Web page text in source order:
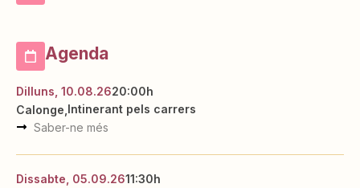
Agenda
Dilluns, 10.08.2620:00h
Calonge Intinerant pels carrers
Saber-ne més
Dissabte, 05.09.2611:30h